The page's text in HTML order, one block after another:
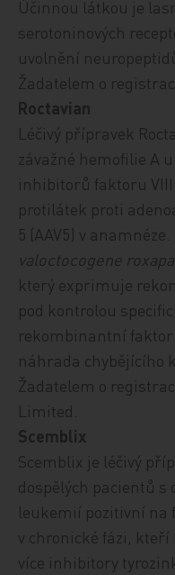
Účinnou látkou je
serotoninových
uvolnění
Žadatelem o
Roctavian
Léčivý přípravek
závažné hemofilie A
inhibitorů faktoru VIII
protilátek proti
5 (AAV5) v anamnéze.
valoctocogene
který exprimuje
pod kontrolou
rekombinantní
náhrada chybějícího
Žadatelem o
Limited.
Scemblix
Scemblix je léčivý
dospělých pacientů
leukemií pozitivní na
v chronické fázi, kteří
více inhibitory